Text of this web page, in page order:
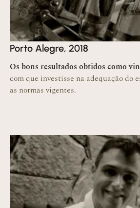
Porto Alegre, 2018
Os bons resultados obtidos como
com que investisse na adequação do
as normas vigentes.